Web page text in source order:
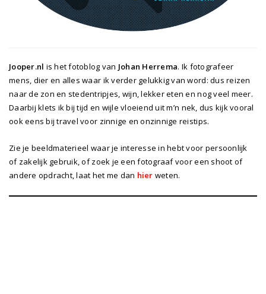
Jooper.nl is het fotoblog van Johan Herrema. Ik fotografeer
mens, dier en alles waar ik verder gelukkig van word: dus reizen
naar de zon en stedentripjes, wijn, lekker eten en nog veel meer.
Daarbij klets ik bij tijd en wijle vloeiend uit m’n nek, dus kijk vooral
ook eens bij travel voor zinnige en onzinnige reistips.
Zie je beeldmaterieel waar je interesse in hebt voor persoonlijk
of zakelijk gebruik, of zoek je een fotograaf voor een shoot of
andere opdracht, laat het me dan hier weten.